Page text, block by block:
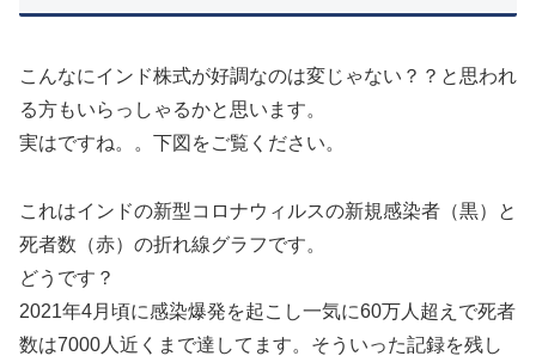
こんなにインド株式が好調なのは変じゃない？？と思われ
る方もいらっしゃるかと思います。
実はですね。。下図をご覧ください。
これはインドの新型コロナウィルスの新規感染者（黒）と
死者数（赤）の折れ線グラフです。
どうです？
2021年4月頃に感染爆発を起こし一気に60万人超えで死者
数は7000人近くまで達してます。そういった記録を残し